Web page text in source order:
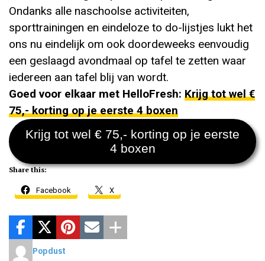
Ondanks alle naschoolse activiteiten,
sporttrainingen en eindeloze to do-lijstjes lukt het
ons nu eindelijk om ook doordeweeks eenvoudig
een geslaagd avondmaal op tafel te zetten waar
iedereen aan tafel blij van wordt.
Goed voor elkaar met HelloFresh: Krijg tot wel €
75,- korting op je eerste 4 boxen
Krijg tot wel € 75,- korting op je eerste
4 boxen
Share this:
Facebook X
Popdust